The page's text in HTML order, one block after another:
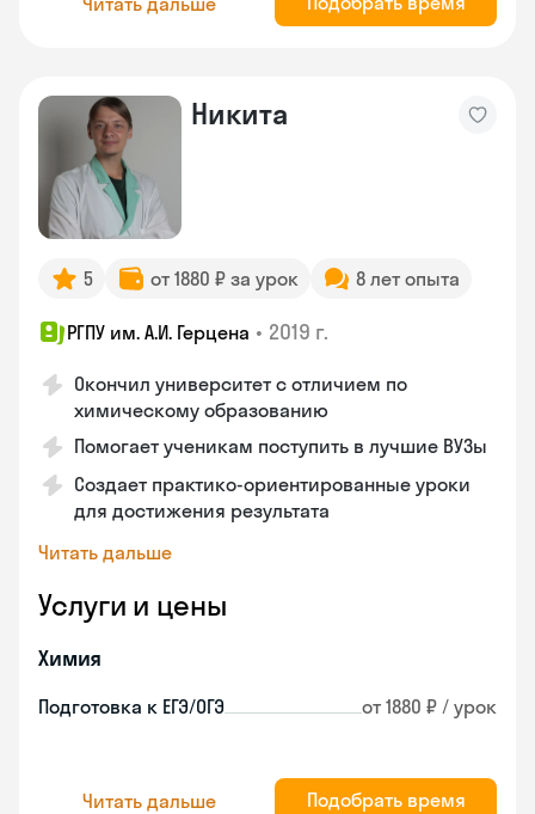
Никита
5 от 1880 ₽ за урок 8 лет опыта
РГПУ им. А.И. Герцена • 2019 г.
Окончил университет с отличием по
химическому образованию
Помогает ученикам поступить в лучшие ВУЗы
Создает практико-ориентированные уроки
для достижения результата
Читать дальше
Услуги и цены
Химия
Подготовка к ЕГЭ/ОГЭ от 1880 ₽ / урок
Читать дальше Подобрать время